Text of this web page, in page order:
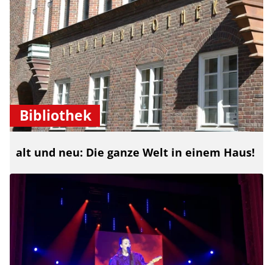
Bibliothek
alt und neu: Die ganze Welt in einem Haus!